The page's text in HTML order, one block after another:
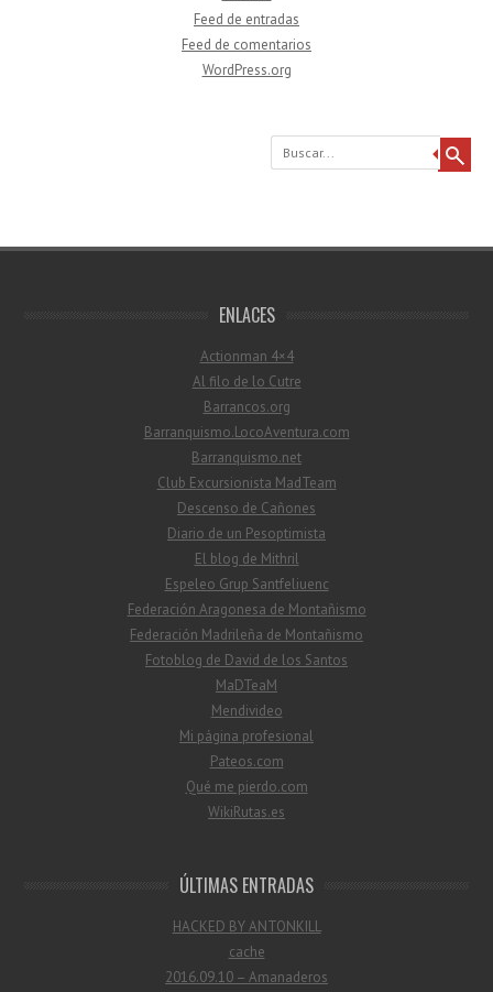
Feed de entradas
Feed de comentarios
WordPress.org
Buscar
ENLACES
Actionman 4×4
Al filo de lo Cutre
Barrancos.org
Barranquismo.LocoAventura.com
Barranquismo.net
Club Excursionista MadTeam
Descenso de Cañones
Diario de un Pesoptimista
El blog de Mithril
Espeleo Grup Santfeliuenc
Federación Aragonesa de Montañismo
Federación Madrileña de Montañismo
Fotoblog de David de los Santos
MaDTeaM
Mendivideo
Mi página profesional
Pateos.com
Qué me pierdo.com
WikiRutas.es
ÚLTIMAS ENTRADAS
HACKED BY ANTONKILL
cache
2016.09.10 – Amanaderos